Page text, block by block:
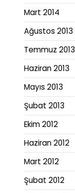
Mart 2014
Ağustos 2013
Temmuz 2013
Haziran 2013
Mayıs 2013
Şubat 2013
Ekim 2012
Haziran 2012
Mart 2012
Şubat 2012